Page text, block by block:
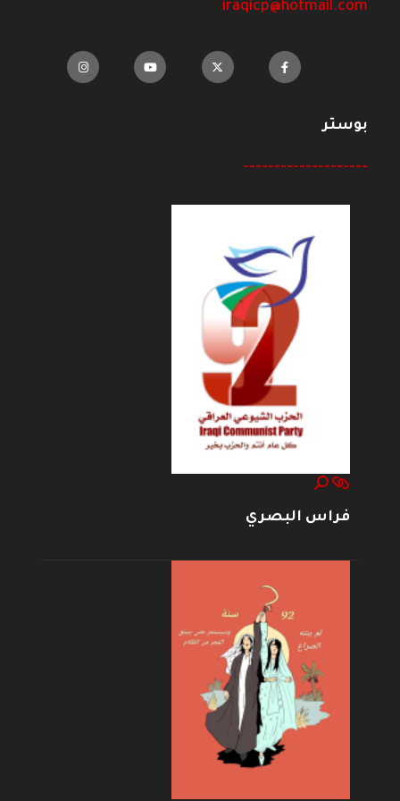
iraqicp@hotmail.com
بوستر
--------------------
فراس البصري